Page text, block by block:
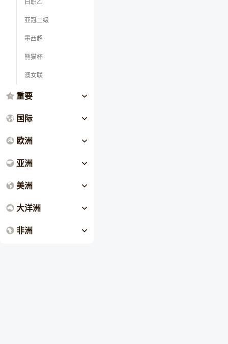
日职乙
亚冠二级
墨西超
熊猫杯
澳女联
重要
国际
欧洲
亚洲
美洲
大洋洲
非洲